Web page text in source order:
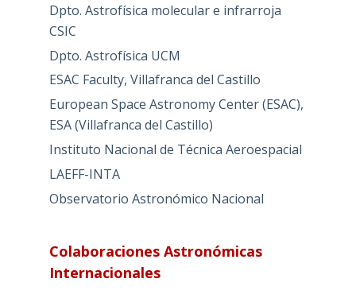
Dpto. Astrofísica molecular e infrarroja
CSIC
Dpto. Astrofísica UCM
ESAC Faculty, Villafranca del Castillo
European Space Astronomy Center (ESAC),
ESA (Villafranca del Castillo)
Instituto Nacional de Técnica Aeroespacial
LAEFF-INTA
Observatorio Astronómico Nacional
Colaboraciones Astronómicas
Internacionales